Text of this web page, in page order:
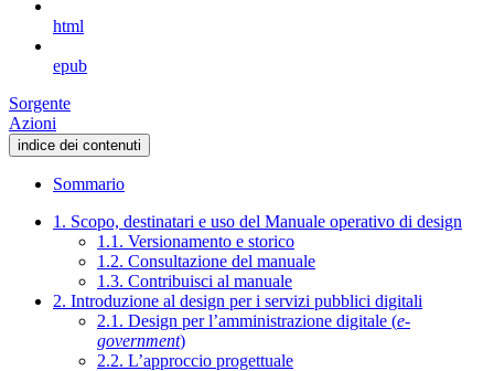
html
epub
Sorgente
Azioni
indice dei contenuti
Sommario
1. Scopo, destinatari e uso del Manuale operativo di design
1.1. Versionamento e storico
1.2. Consultazione del manuale
1.3. Contribuisci al manuale
2. Introduzione al design per i servizi pubblici digitali
2.1. Design per l’amministrazione digitale (e-
government)
2.2. L’approccio progettuale